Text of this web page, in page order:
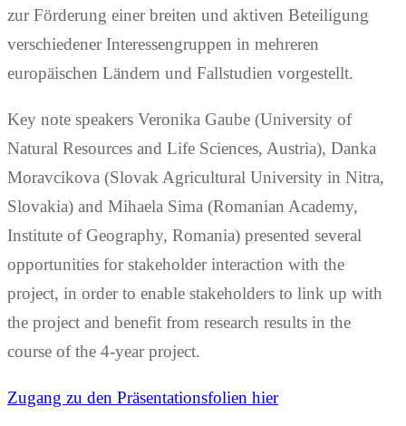
zur Förderung einer breiten und aktiven Beteiligung
verschiedener Interessengruppen in mehreren
europäischen Ländern und Fallstudien vorgestellt.
Key note speakers Veronika Gaube (University of
Natural Resources and Life Sciences, Austria), Danka
Moravcikova (Slovak Agricultural University in Nitra,
Slovakia) and Mihaela Sima (Romanian Academy,
Institute of Geography, Romania) presented several
opportunities for stakeholder interaction with the
project, in order to enable stakeholders to link up with
the project and benefit from research results in the
course of the 4-year project.
Zugang zu den Präsentationsfolien hier